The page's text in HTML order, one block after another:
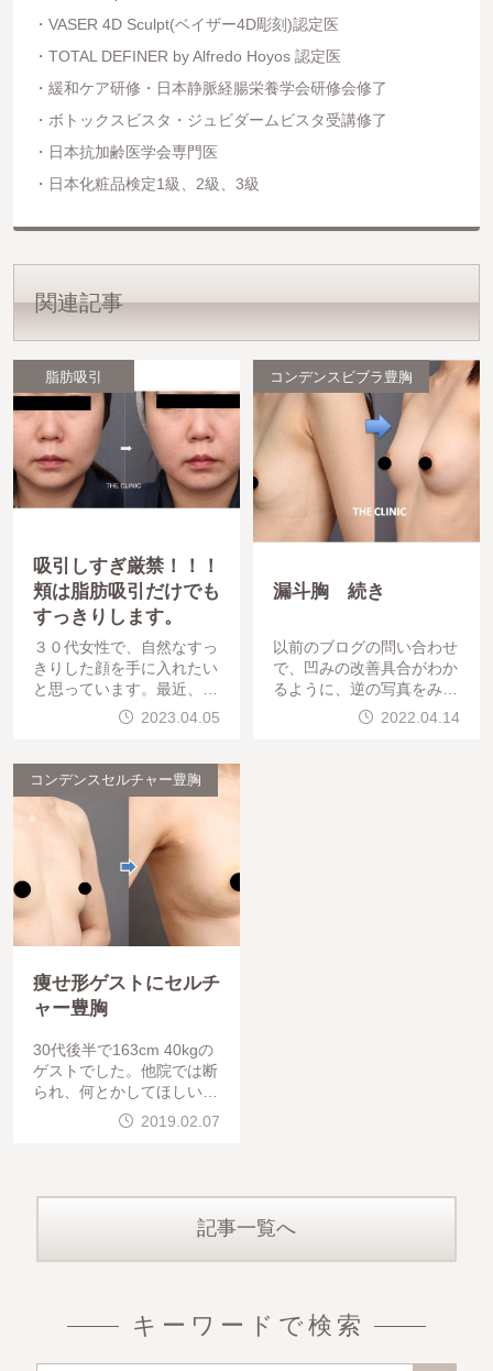
VASER 4D Sculpt(ベイザー4D彫刻)認定医
TOTAL DEFINER by Alfredo Hoyos 認定医
緩和ケア研修・日本静脈経腸栄養学会研修会修了
ボトックスビスタ・ジュビダームビスタ受講修了
日本抗加齢医学会専門医
日本化粧品検定1級、2級、3級
関連記事
脂肪吸引
吸引しすぎ厳禁！！！
頬は脂肪吸引だけでも
すっきりします。
３０代女性で、自然なすっ
きりした顔を手に入れたい
と思っています。最近、こ
けたり凸凹の修正が急増し
2023.04.05
コンデンスビブラ豊胸
漏斗胸 続き
以前のブログの問い合わせ
で、凹みの改善具合がわか
るように、逆の写真をみせ
てくださいと言われました
2022.04.14
コンデンスセルチャー豊胸
痩せ形ゲストにセルチ
ャー豊胸
30代後半で163cm 40kgの
ゲストでした。他院では断
られ、何とかしてほしいと
の事でした。当クリニック
には、セルチャー豊胸（コ
2019.02.07
記事一覧へ
キーワードで検索